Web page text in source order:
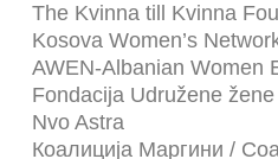
The Kvinna till Kvinna
Kosova Women’s
AWEN-Albanian Women
Fondacija Udružene žene
Nvo Astra
Коалиција Маргини /